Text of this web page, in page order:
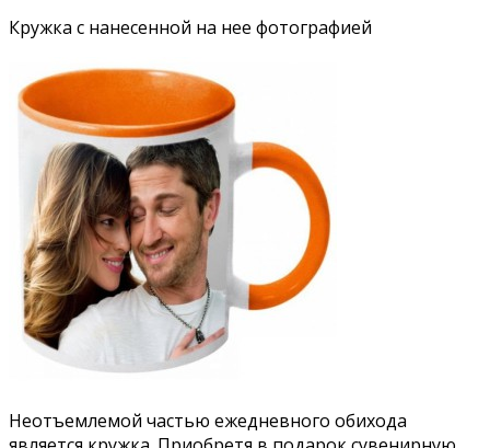
Кружка с нанесенной на нее фотографией
Неотъемлемой частью ежедневного обихода